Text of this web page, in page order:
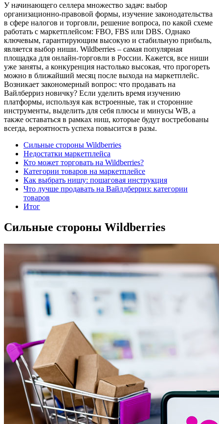
У начинающего селлера множество задач: выбор
организационно-правовой формы, изучение законодательства
в сфере налогов и торговли, решение вопроса, по какой схеме
работать с маркетплейсом: FBO, FBS или DBS. Однако
ключевым, гарантирующим высокую и стабильную прибыль,
является выбор ниши. Wildberries – самая популярная
площадка для онлайн-торговли в России. Кажется, все ниши
уже заняты, а конкуренция настолько высокая, что прогореть
можно в ближайший месяц после выхода на маркетплейс.
Возникает закономерный вопрос: что продавать на
Вайлберриз новичку? Если уделить время изучению
платформы, используя как встроенные, так и сторонние
инструменты, выделить для себя плюсы и минусы WB, а
также оставаться в рамках ниш, которые будут востребованы
всегда, вероятность успеха повысится в разы.
Сильные стороны Wildberries
Недостатки маркетплейса
Кто может торговать на Wildberries?
Категории товаров на маркетплейсе
Как выбрать нишу: пошаговая инструкция
Что лучше продавать на Вайлдберриз: категории
товаров
Итог
Сильные стороны Wildberries